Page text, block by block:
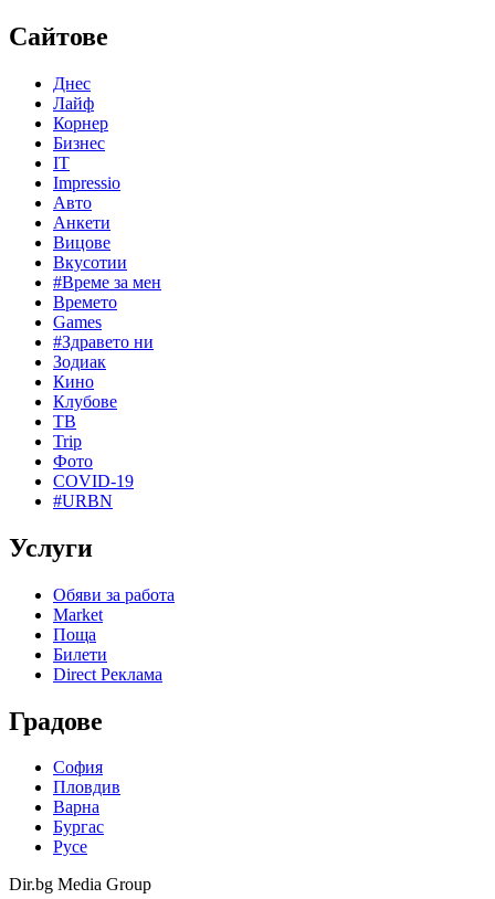
Сайтове
Днес
Лайф
Корнер
Бизнес
IT
Impressio
Авто
Анкети
Вицове
Вкусотии
#Време за мен
Времето
Games
#Здравето ни
Зодиак
Кино
Клубове
ТВ
Trip
Фото
COVID-19
#URBN
Услуги
Обяви за работа
Market
Поща
Билети
Direct Реклама
Градове
София
Пловдив
Варна
Бургас
Русе
Dir.bg Media Group